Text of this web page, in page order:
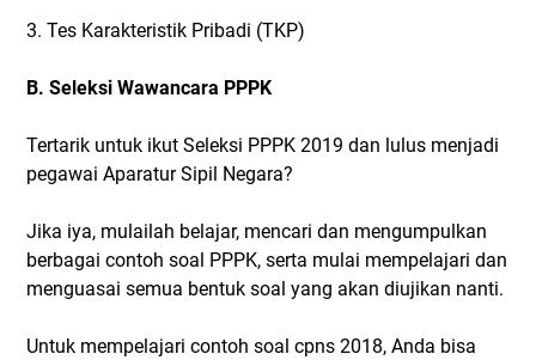
3. Tes Karakteristik Pribadi (TKP)
B. Seleksi Wawancara PPPK
Tertarik untuk ikut Seleksi PPPK 2019 dan lulus menjadi
pegawai Aparatur Sipil Negara?
Jika iya, mulailah belajar, mencari dan mengumpulkan
berbagai contoh soal PPPK, serta mulai mempelajari dan
menguasai semua bentuk soal yang akan diujikan nanti.
Untuk mempelajari contoh soal cpns 2018, Anda bisa